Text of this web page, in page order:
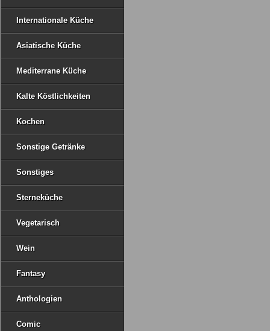
Internationale Küche
Asiatische Küche
Mediterrane Küche
Kalte Köstlichkeiten
Kochen
Sonstige Getränke
Sonstiges
Sterneküche
Vegetarisch
Wein
Fantasy
Anthologien
Comic